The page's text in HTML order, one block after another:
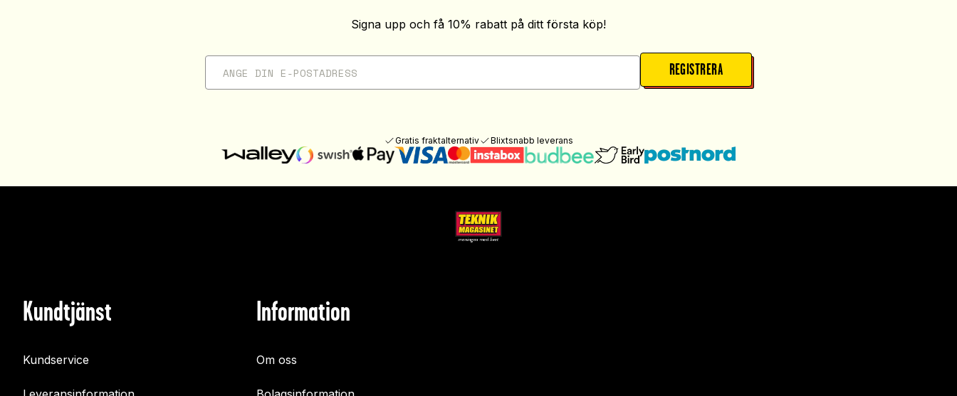
Signa upp och få 10% rabatt på ditt första köp!
REGISTRERA
Gratis fraktalternativ Blixtsnabb leverans
Kundtjänst
Kundservice
Information
Om oss